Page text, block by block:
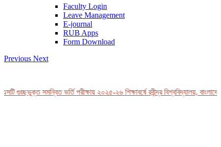
Faculty Login
Leave Management
E-journal
RUB Apps
Form Download
Previous Next
গুচ্ছভুক্ত সমন্বিত ভর্তি পরীক্ষায় ২০২৫-২৬ শিক্ষাবর্ষে রবীন্দ্র বিশ্ববিদ্যালয়,